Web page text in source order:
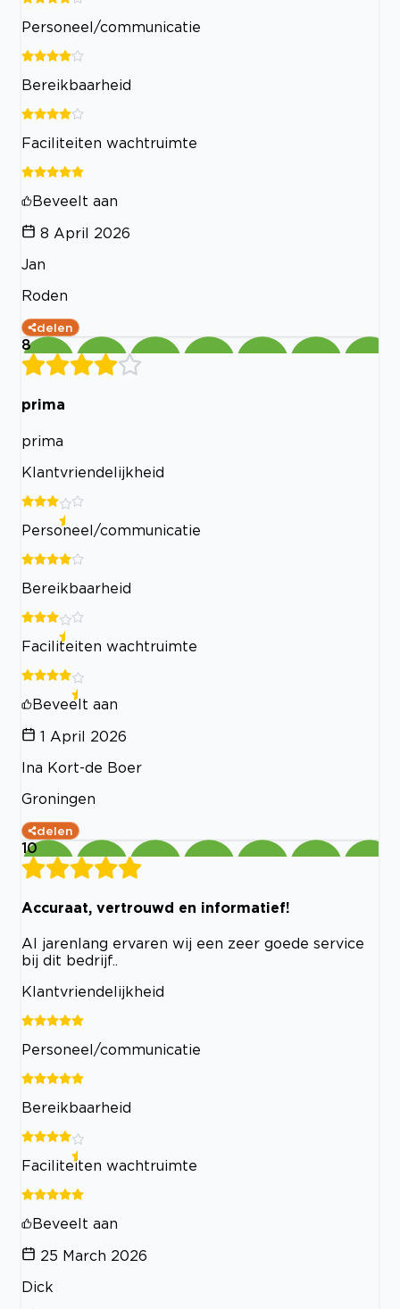
Personeel/communicatie
Bereikbaarheid
Faciliteiten wachtruimte
Beveelt aan
8 April 2026
Jan
Roden
delen
8
prima
prima
Klantvriendelijkheid
Personeel/communicatie
Bereikbaarheid
Faciliteiten wachtruimte
Beveelt aan
1 April 2026
Ina Kort-de Boer
Groningen
delen
10
Accuraat, vertrouwd en informatief!
Al jarenlang ervaren wij een zeer goede service
bij dit bedrijf..
Klantvriendelijkheid
Personeel/communicatie
Bereikbaarheid
Faciliteiten wachtruimte
Beveelt aan
25 March 2026
Dick